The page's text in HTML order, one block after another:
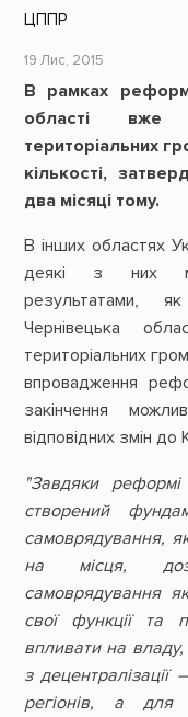
ЦППР
19 Лис, 2015
В рамках
області вже
територіальних
кількості,
два місяці тому.
В інших областях
деякі з них
результатами,
Чернівецька
територіальних
впровадження
закінчення
відповідних змін до
"Завдяки реформі
створений
самоврядування,
на місця,
самоврядування
свої функції та
впливати на
з
регіонів, а